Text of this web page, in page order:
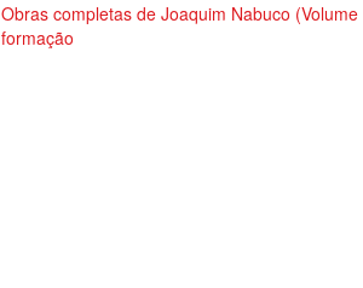
Obras completas de Joaquim Nabuco
formação